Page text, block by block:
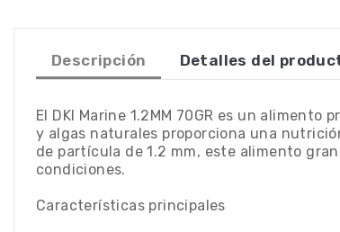
Descripción Detalles del
El DKI Marine 1.2MM 70GR es un
y algas naturales proporciona una
de partícula de 1.2 mm, este alimento
condiciones.
Características principales